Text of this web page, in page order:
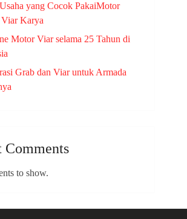
yang Cocok PakaiMotor
Karya
Motor Viar selama 25 Tahun di
Grab dan Viar untuk Armada
Comments
to show.